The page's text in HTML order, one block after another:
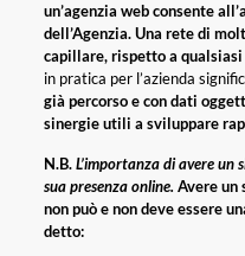
un’agenzia web consente
dell’Agenzia.Una rete di
capillare, rispetto a
in pratica per l’azienda
già percorso e con dati
sinergie utili a sviluppare
N.B.L’importanza di avere un
sua presenza online. Avere un
non può e non deve essere
detto: